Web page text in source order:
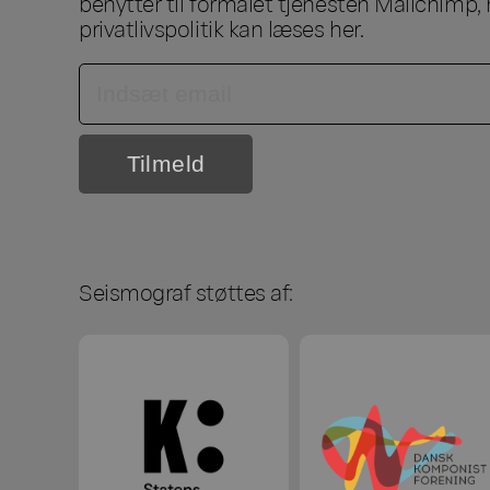
privatlivspolitik kan læses her.
Seismograf støttes af: